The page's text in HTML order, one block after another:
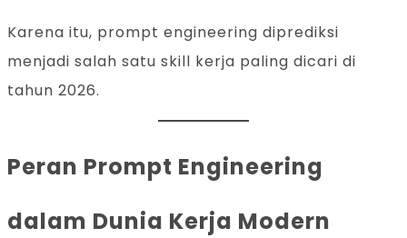
Karena itu, prompt engineering diprediksi
menjadi salah satu skill kerja paling dicari di
tahun 2026.
Peran Prompt Engineering
dalam Dunia Kerja Modern